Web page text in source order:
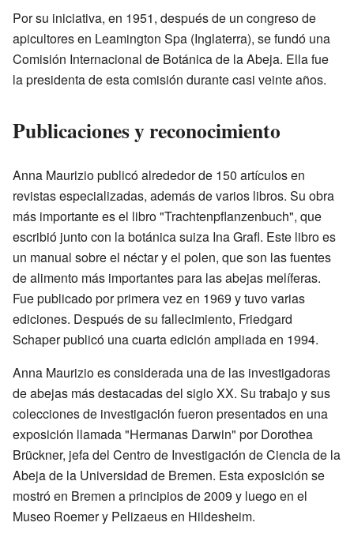
Por su iniciativa, en 1951, después de un congreso de
apicultores en Leamington Spa (Inglaterra), se fundó una
Comisión Internacional de Botánica de la Abeja. Ella fue
la presidenta de esta comisión durante casi veinte años.
Publicaciones y reconocimiento
Anna Maurizio publicó alrededor de 150 artículos en
revistas especializadas, además de varios libros. Su obra
más importante es el libro "Trachtenpflanzenbuch", que
escribió junto con la botánica suiza Ina Grafl. Este libro es
un manual sobre el néctar y el polen, que son las fuentes
de alimento más importantes para las abejas melíferas.
Fue publicado por primera vez en 1969 y tuvo varias
ediciones. Después de su fallecimiento, Friedgard
Schaper publicó una cuarta edición ampliada en 1994.
Anna Maurizio es considerada una de las investigadoras
de abejas más destacadas del siglo XX. Su trabajo y sus
colecciones de investigación fueron presentados en una
exposición llamada "Hermanas Darwin" por Dorothea
Brückner, jefa del Centro de Investigación de Ciencia de la
Abeja de la Universidad de Bremen. Esta exposición se
mostró en Bremen a principios de 2009 y luego en el
Museo Roemer y Pelizaeus en Hildesheim.